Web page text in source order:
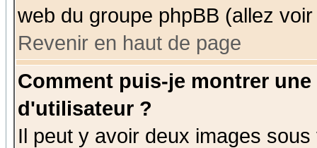
web du groupe phpBB (allez
Revenir en haut de page
Comment puis-je montrer
d'utilisateur ?
Il peut y avoir deux images